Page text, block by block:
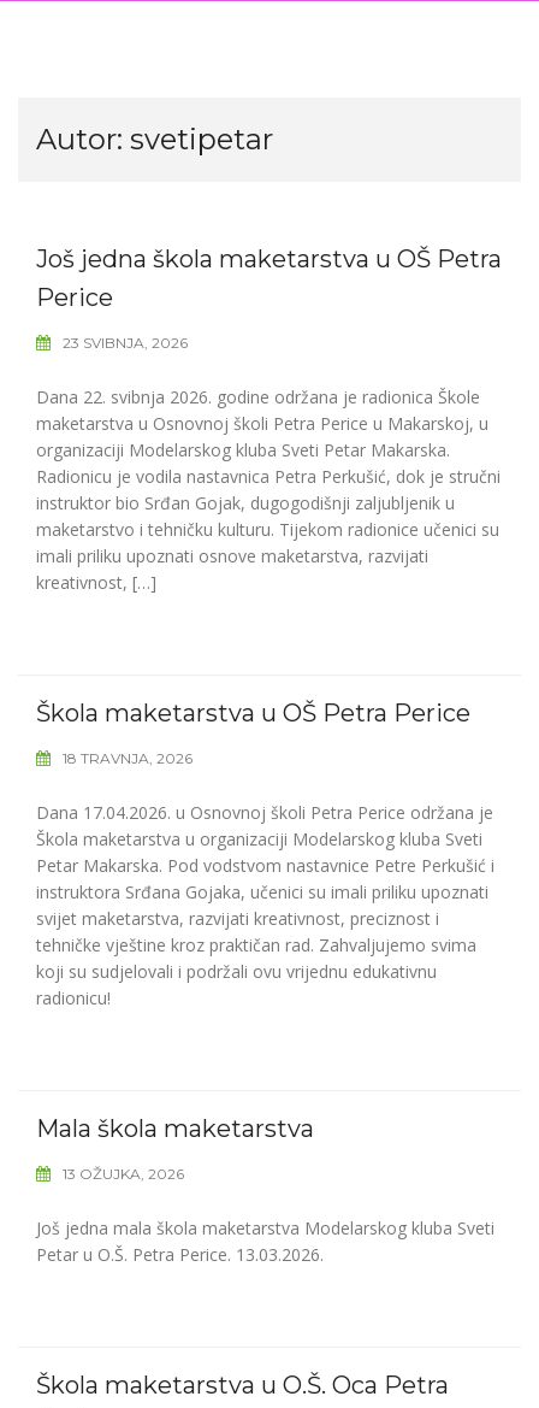
Autor: svetipetar
Još jedna škola maketarstva u OŠ Petra
Perice
23 SVIBNJA, 2026
Dana 22. svibnja 2026. godine održana je radionica Škole
maketarstva u Osnovnoj školi Petra Perice u Makarskoj, u
organizaciji Modelarskog kluba Sveti Petar Makarska.
Radionicu je vodila nastavnica Petra Perkušić, dok je stručni
instruktor bio Srđan Gojak, dugogodišnji zaljubljenik u
maketarstvo i tehničku kulturu. Tijekom radionice učenici su
imali priliku upoznati osnove maketarstva, razvijati
kreativnost, […]
Škola maketarstva u OŠ Petra Perice
18 TRAVNJA, 2026
Dana 17.04.2026. u Osnovnoj školi Petra Perice održana je
Škola maketarstva u organizaciji Modelarskog kluba Sveti
Petar Makarska. Pod vodstvom nastavnice Petre Perkušić i
instruktora Srđana Gojaka, učenici su imali priliku upoznati
svijet maketarstva, razvijati kreativnost, preciznost i
tehničke vještine kroz praktičan rad. Zahvaljujemo svima
koji su sudjelovali i podržali ovu vrijednu edukativnu
radionicu!
Mala škola maketarstva
13 OŽUJKA, 2026
Još jedna mala škola maketarstva Modelarskog kluba Sveti
Petar u O.Š. Petra Perice. 13.03.2026.
Škola maketarstva u O.Š. Oca Petra